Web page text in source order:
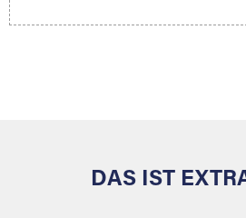
Ihr Lagergut wird bei Ihrem
DAS IST